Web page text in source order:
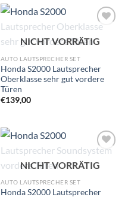
Wunschliste
NICHT VORRÄTIG
AUTO LAUTSPRECHER SET
Honda S2000 Lautsprecher
Oberklasse sehr gut vordere
Türen
€139,00
Wunschliste
NICHT VORRÄTIG
AUTO LAUTSPRECHER SET
Honda S2000 Lautsprecher